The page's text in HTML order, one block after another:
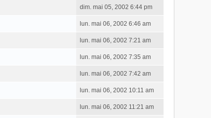
dim. mai 05, 2002 6:44 pm
lun. mai 06, 2002 6:46 am
lun. mai 06, 2002 7:21 am
lun. mai 06, 2002 7:35 am
lun. mai 06, 2002 7:42 am
lun. mai 06, 2002 10:11 am
lun. mai 06, 2002 11:21 am